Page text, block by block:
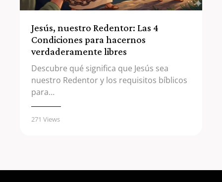
Jesús, nuestro Redentor: Las 4
Condiciones para hacernos
verdaderamente libres
Descubre qué significa que Jesús sea
nuestro Redentor y los requisitos bíblicos
para…
271 Views